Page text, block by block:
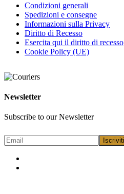
Condizioni generali
Spedizioni e consegne
Informazioni sulla Privacy
Diritto di Recesso
Esercita qui il diritto di recesso
Cookie Policy (UE)
Newsletter
Subscribe to our Newsletter